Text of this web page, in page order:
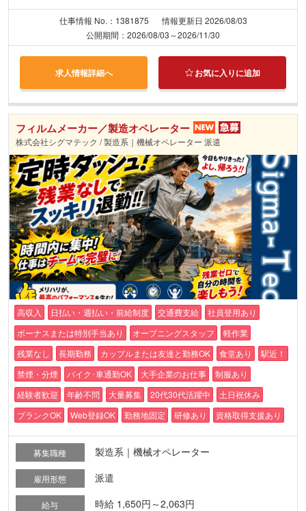
仕事情報 No.：1381875
情報更新日 2026/08/03
公開期間：2026/08/03～2026/11/30
求人情報詳細へ お気に入りに追加
フィルムメーカー／製造オペレーター
株式会社シグマテック / 製造系｜機械オペレーター 派遣
高収入 日払い・週払い・前給制度 交通費支給
社員登用あり
ボーナスまたは特別手当あり
オープニングスタッフ
軽作業
残業なし
長期勤務 カップルまたは友達と勤務OK 食堂あり
駅近！
禁煙・分煙
バイク･車通勤OK 大手企業のお仕事
制服あり
経験者歓迎
年齢不問 大量募集 20代30代活躍中
土日祝休み
ブランクOK
Web登録OK 勤務地固定 研修あり 資格取得支援あり
募集職種 製造系｜機械オペレーター
雇用形態 派遣
給与 時給 1,650円～2,063円